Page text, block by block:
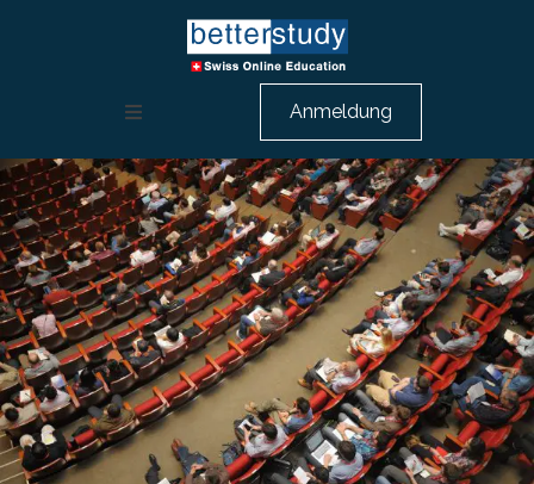
Weiterbildung Rechnungswesen
HR Ausbildung
Berufsbeschreibungen
Über uns
Beratungsgespräch
Anmeldung